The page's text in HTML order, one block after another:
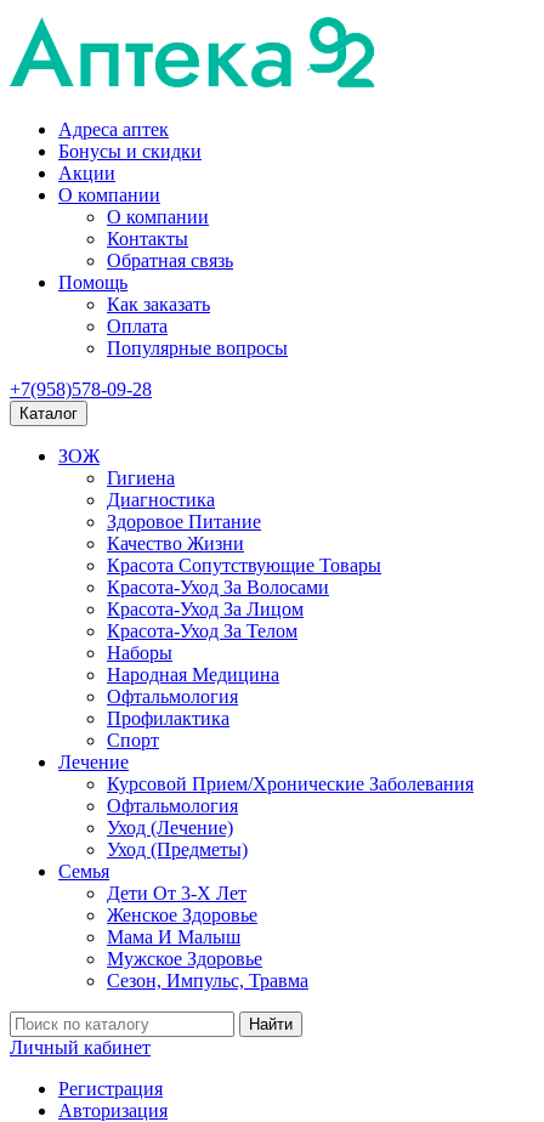
Адреса аптек
Бонусы и скидки
Акции
О компании
О компании
Контакты
Обратная связь
Помощь
Как заказать
Оплата
Популярные вопросы
+7(958)578-09-28
Каталог
ЗОЖ
Гигиена
Диагностика
Здоровое Питание
Качество Жизни
Красота Сопутствующие Товары
Красота-Уход За Волосами
Красота-Уход За Лицом
Красота-Уход За Телом
Наборы
Народная Медицина
Офтальмология
Профилактика
Спорт
Лечение
Курсовой Прием/Хронические Заболевания
Офтальмология
Уход (Лечение)
Уход (Предметы)
Семья
Дети От 3-Х Лет
Женское Здоровье
Мама И Малыш
Мужское Здоровье
Сезон, Импульс, Травма
Найти
Личный кабинет
Регистрация
Авторизация